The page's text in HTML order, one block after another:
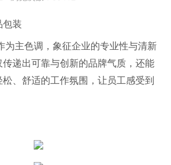
装
为主色调，象征企业的专业性与清新
递出可靠与创新的品牌气质，还能
、舒适的工作氛围，让员工感受到